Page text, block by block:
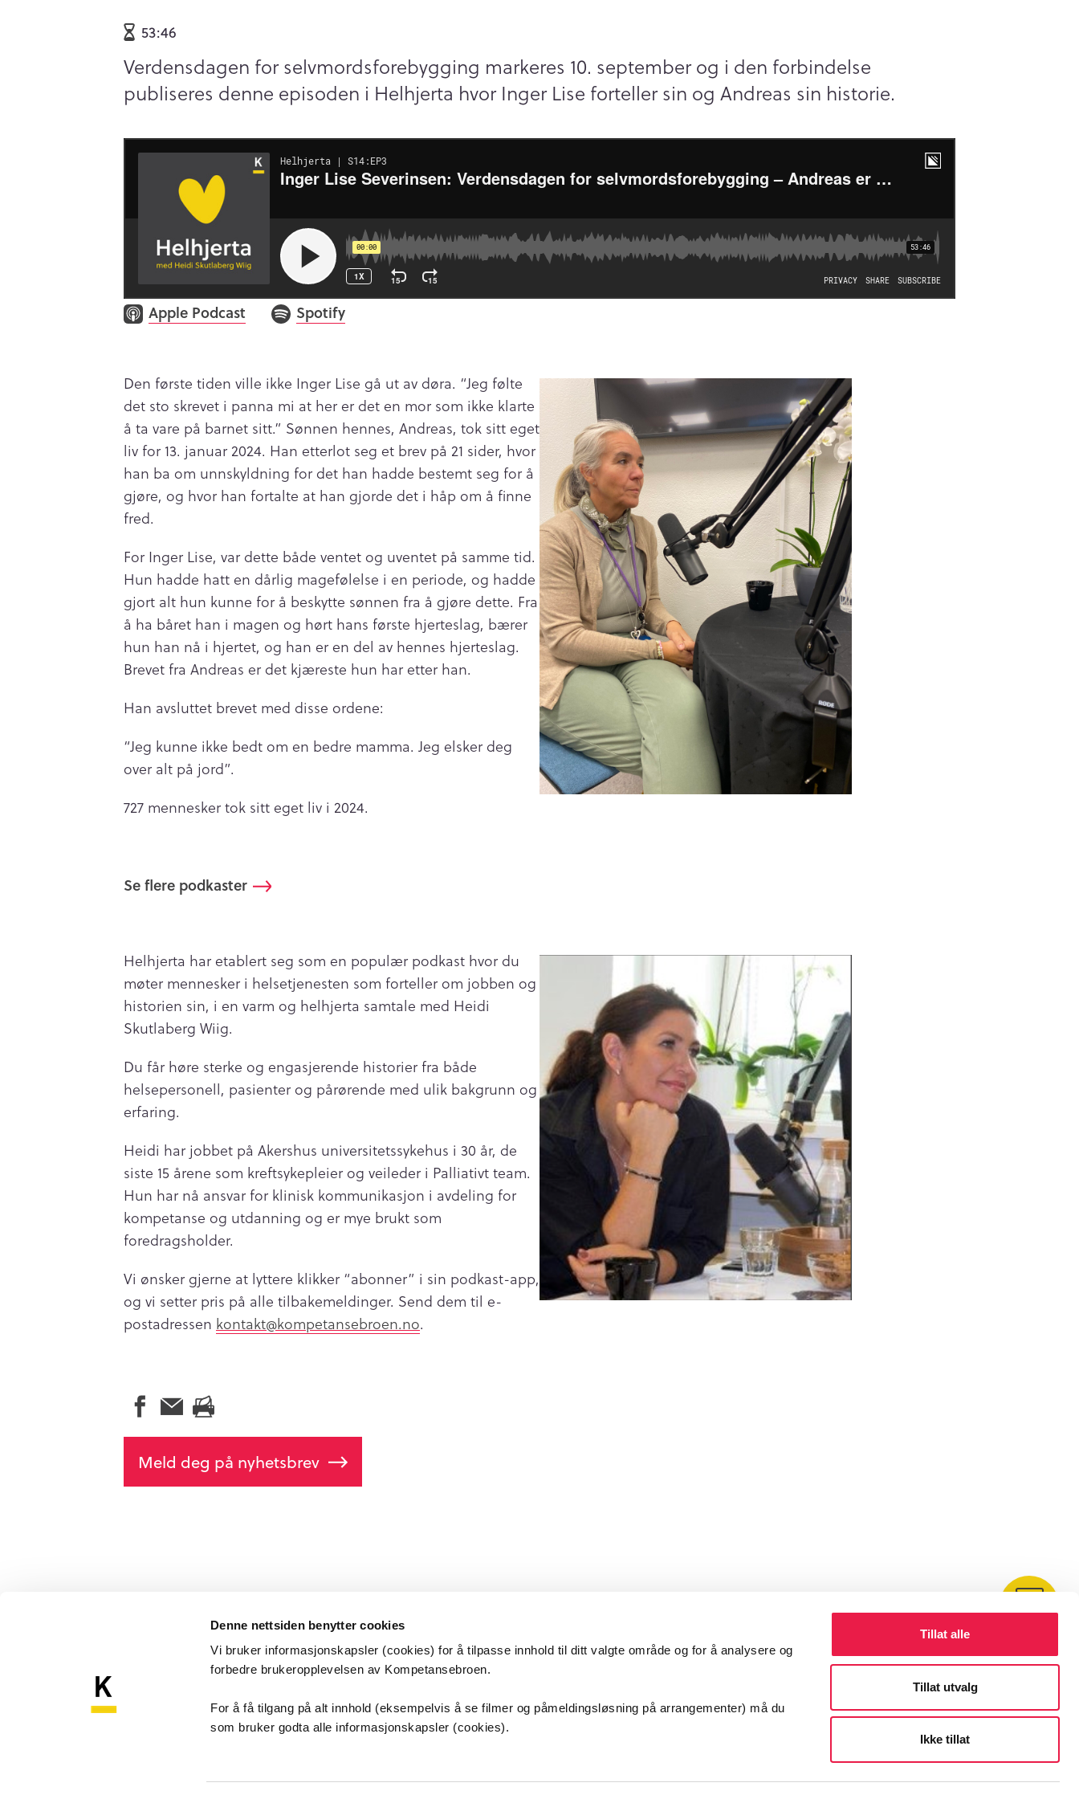
Denne nettsiden benytter cookies
Vi bruker informasjonskapsler (cookies) for å tilpasse innhold til ditt valgte område og for å analysere og
forbedre brukeropplevelsen av Kompetansebroen.
For å få tilgang på alt innhold (eksempelvis å se filmer og påmeldingsløsning på arrangementer) må du
som bruker godta alle informasjonskapsler (cookies).
Tillat alle
Tillat utvalg
Ikke tillat
53:46
Verdensdagen for selvmordsforebygging markeres 10. september og i den forbindelse
publiseres denne episoden i Helhjerta hvor Inger Lise forteller sin og Andreas sin historie.
Apple Podcast Spotify
Den første tiden ville ikke Inger Lise gå ut av døra. “Jeg følte
det sto skrevet i panna mi at her er det en mor som ikke klarte
å ta vare på barnet sitt.” Sønnen hennes, Andreas, tok sitt eget
liv for 13. januar 2024. Han etterlot seg et brev på 21 sider, hvor
han ba om unnskyldning for det han hadde bestemt seg for å
gjøre, og hvor han fortalte at han gjorde det i håp om å finne
fred.
For Inger Lise, var dette både ventet og uventet på samme tid.
Hun hadde hatt en dårlig magefølelse i en periode, og hadde
gjort alt hun kunne for å beskytte sønnen fra å gjøre dette. Fra
å ha båret han i magen og hørt hans første hjerteslag, bærer
hun han nå i hjertet, og han er en del av hennes hjerteslag.
Brevet fra Andreas er det kjæreste hun har etter han.
Han avsluttet brevet med disse ordene:
“Jeg kunne ikke bedt om en bedre mamma. Jeg elsker deg
over alt på jord”.
727 mennesker tok sitt eget liv i 2024.
Se flere podkaster
Helhjerta har etablert seg som en populær podkast hvor du
møter mennesker i helsetjenesten som forteller om jobben og
historien sin, i en varm og helhjerta samtale med Heidi
Skutlaberg Wiig.
Du får høre sterke og engasjerende historier fra både
helsepersonell, pasienter og pårørende med ulik bakgrunn og
erfaring.
Heidi har jobbet på Akershus universitetssykehus i 30 år, de
siste 15 årene som kreftsykepleier og veileder i Palliativt team.
Hun har nå ansvar for klinisk kommunikasjon i avdeling for
kompetanse og utdanning og er mye brukt som
foredragsholder.
Vi ønsker gjerne at lyttere klikker “abonner” i sin podkast-app,
og vi setter pris på alle tilbakemeldinger. Send dem til e-
postadressen kontakt@kompetansebroen.no.
Meld deg på nyhetsbrev
Kompetansebroen Kompetansebroen
Akershus universitetssykehus HF
1478 Nordbyhagen
Kontakt